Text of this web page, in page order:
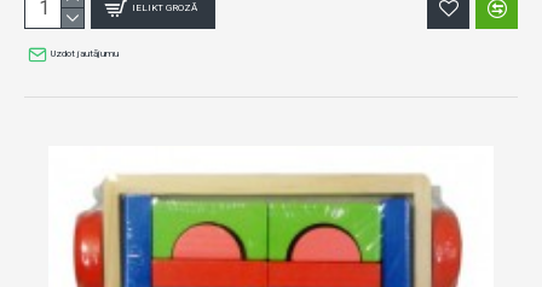
IELIKT GROZĀ
Uzdot jautājumu